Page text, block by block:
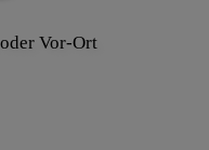
Vor-Ort